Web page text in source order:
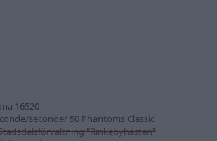
16520
seconde/ 50 Phantoms Classic
"Rinkebyhästen"